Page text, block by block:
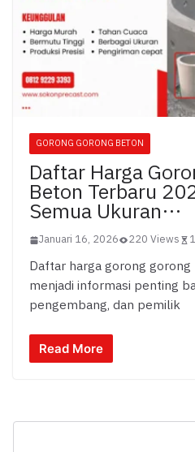
GORONG GORONG BETON
Daftar Harga
Beton Terbaru
Semua Ukuran…
Januari 16, 2026 220 Views
Daftar harga gorong
menjadi informasi penting
pengembang, dan pemilik
Read More